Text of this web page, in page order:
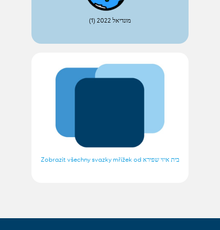
מונדיאל 2022 (1)
Zobrazit všechny svazky mřížek od בית איזי שפירא